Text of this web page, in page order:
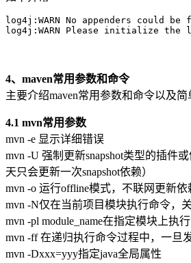
log4j:WARN No appenders could
log4j:WARN Please initialize the
4、maven常用参数和命令
主要介绍maven常用参数和命令以及
4.1 mvn常用参数
mvn -e 显示详细错误
mvn -U 强制更新snapshot类型的插件
天只会更新一次snapshot依赖）
mvn -o 运行offline模式，不联网更新依
mvn -N仅在当前项目模块执行命令，
mvn -pl module_name在指定模块上执
mvn -ff 在递归执行命令过程中，一旦
mvn -Dxxx=yyy指定java全局属性